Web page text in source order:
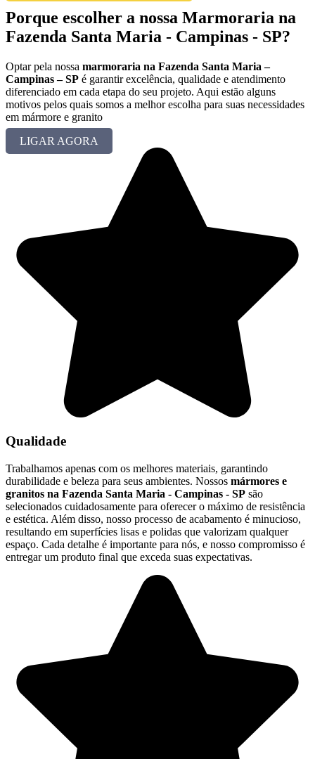
Porque escolher a nossa Marmoraria na
Fazenda Santa Maria - Campinas - SP?
Optar pela nossa marmoraria na Fazenda Santa Maria –
Campinas – SP é garantir excelência, qualidade e atendimento
diferenciado em cada etapa do seu projeto. Aqui estão alguns
motivos pelos quais somos a melhor escolha para suas necessidades
em mármore e granito
LIGAR AGORA
Qualidade
Trabalhamos apenas com os melhores materiais, garantindo
durabilidade e beleza para seus ambientes. Nossos mármores e
granitos na Fazenda Santa Maria - Campinas - SP são
selecionados cuidadosamente para oferecer o máximo de resistência
e estética. Além disso, nosso processo de acabamento é minucioso,
resultando em superfícies lisas e polidas que valorizam qualquer
espaço. Cada detalhe é importante para nós, e nosso compromisso é
entregar um produto final que exceda suas expectativas.